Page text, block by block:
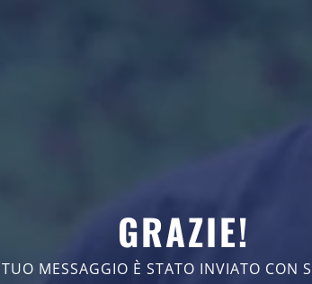
GRAZIE!
MESSAGGIO È STATO INVIATO CON